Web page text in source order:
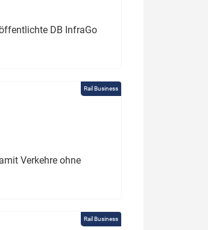
DB InfraGo
Rail Business
Verkehre ohne
Rail Business